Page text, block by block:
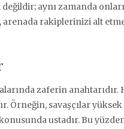
aynı zamanda
rakiplerinizi alt etme
zaferin
Örneğin, savaşçılar
ustadır. Bu